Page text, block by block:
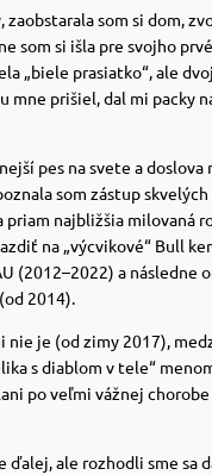
zaobstarala som si dom,
som si išla pre svojho
„biele prasiatko“, ale
mne prišiel, dal mi packy
pes na svete a
som zástup
priam najbližšia milovaná
na „výcvikové“ Bull
(2012–2022) a následne
2014).
nie je (od zimy 2017),
s diablom v tele“
po veľmi vážnej
ďalej, ale rozhodli sme sa